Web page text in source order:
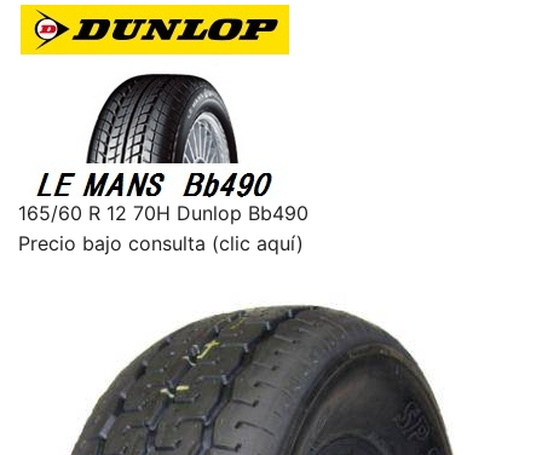
165/60 R 12 70H Dunlop Bb490
Precio bajo consulta (clic aquí)